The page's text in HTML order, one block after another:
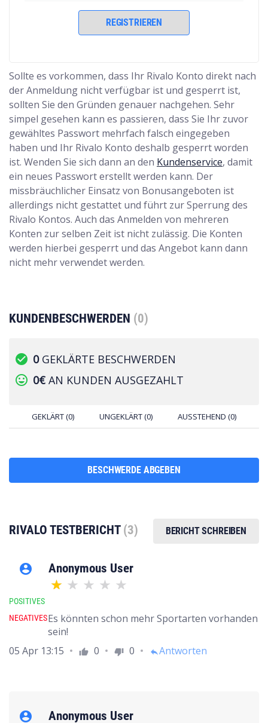
REGISTRIEREN
Sollte es vorkommen, dass Ihr Rivalo Konto direkt nach
der Anmeldung nicht verfügbar ist und gesperrt ist,
sollten Sie den Gründen genauer nachgehen. Sehr
simpel gesehen kann es passieren, dass Sie Ihr zuvor
gewähltes Passwort mehrfach falsch eingegeben
haben und Ihr Rivalo Konto deshalb gesperrt worden
ist. Wenden Sie sich dann an den Kundenservice, damit
ein neues Passwort erstellt werden kann. Der
missbräuchlicher Einsatz von Bonusangeboten ist
allerdings nicht gestattet und führt zur Sperrung des
Rivalo Kontos. Auch das Anmelden von mehreren
Konten zur selben Zeit ist nicht zulässig. Die Konten
werden hierbei gesperrt und das Angebot kann dann
nicht mehr verwendet werden.
KUNDENBESCHWERDEN (0)
check_circle 0GEKLÄRTE BESCHWERDEN
tag_faces 0€ AN KUNDEN AUSGEZAHLT
GEKLÄRT (0) UNGEKLÄRT (0) AUSSTEHEND (0)
BESCHWERDE ABGEBEN
RIVALO TESTBERICHT (3) BERICHT SCHREIBEN
account_circle Anonymous User
POSITIVES
NEGATIVESEs könnten schon mehr Sportarten vorhanden
sein!
05 Apr 13:15
thumb_up 0 thumb_down 0 replyAntworten
account_circle Anonymous User